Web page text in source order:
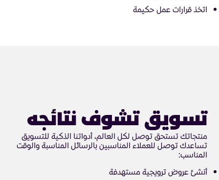
اتخذ قرارات عمل حكيمة
تسويق تشوف نتائجه
منتجاتك تستحق توصل لكل العالم، أدواتنا الذكية للتسويق
تساعدك توصل للعملاء المناسبين بالرسائل المناسبة والوقت
المناسب:
أنشئ عروض ترويجية مستهدفة